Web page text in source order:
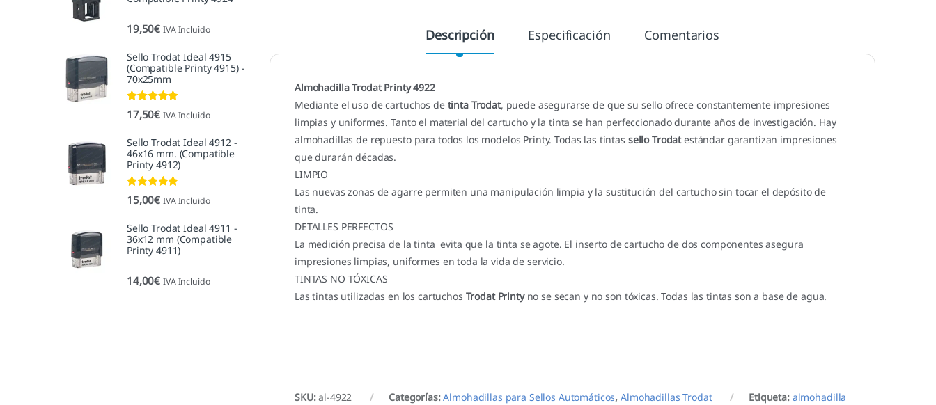
Descripción Especificación Comentarios
Almohadilla Trodat Printy 4922
Mediante el uso de cartuchos de tinta Trodat, puede asegurarse de que su sello ofrece constantemente impresiones
limpias y uniformes. Tanto el material del cartucho y la tinta se han perfeccionado durante años de investigación. Hay
almohadillas de repuesto para todos los modelos Printy. Todas las tintas sello Trodatestándar garantizan impresiones
que durarán décadas.
LIMPIO
Las nuevas zonas de agarre permiten una manipulación limpia y la sustitución del cartucho sin tocar el depósito de
tinta.
DETALLES PERFECTOS
La medición precisa de la tinta evita que la tinta se agote. El inserto de cartucho de dos componentes asegura
impresiones limpias, uniformes en toda la vida de servicio.
TINTAS NO TÓXICAS
Las tintas utilizadas en los cartuchos Trodat Printyno se secan y no son tóxicas. Todas las tintas son a base de agua.
SKU:al-4922 Categorías:Almohadillas para Sellos Automáticos,Almohadillas Trodat Etiqueta: almohadilla
19,50€ IVA Incluido
Sello Trodat Ideal 4915
(Compatible Printy 4915) -
70x25mm
Valorado con
5.00de 5
17,50€ IVA Incluido
Sello Trodat Ideal 4912 -
46x16 mm. (Compatible
Printy 4912)
Valorado con
5.00de 5
15,00€ IVA Incluido
Sello Trodat Ideal 4911 -
36x12 mm (Compatible
Printy 4911)
14,00€ IVA Incluido